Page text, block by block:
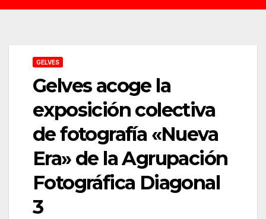
GELVES
Gelves acoge la
exposición colectiva
de fotografía «Nueva
Era» de la Agrupación
Fotográfica Diagonal
3